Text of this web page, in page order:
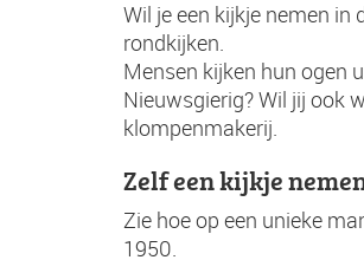
Wil je een kijkje nemen in
rondkijken.
Mensen kijken hun ogen
Nieuwsgierig? Wil jij ook
klompenmakerij.
Zelf een kijkje
Zie hoe op een unieke
1950.